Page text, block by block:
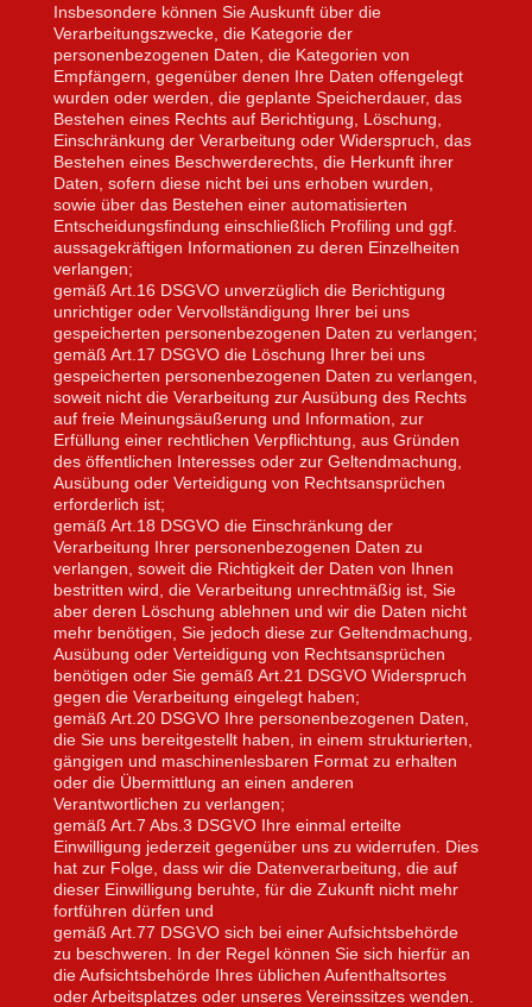
Insbesondere können Sie Auskunft über die
Verarbeitungszwecke, die Kategorie der
personenbezogenen Daten, die Kategorien von
Empfängern, gegenüber denen Ihre Daten offengelegt
wurden oder werden, die geplante Speicherdauer, das
Bestehen eines Rechts auf Berichtigung, Löschung,
Einschränkung der Verarbeitung oder Widerspruch, das
Bestehen eines Beschwerderechts, die Herkunft ihrer
Daten, sofern diese nicht bei uns erhoben wurden,
sowie über das Bestehen einer automatisierten
Entscheidungsfindung einschließlich Profiling und ggf.
aussagekräftigen Informationen zu deren Einzelheiten
verlangen;
gemäß Art.16 DSGVO unverzüglich die Berichtigung
unrichtiger oder Vervollständigung Ihrer bei uns
gespeicherten personenbezogenen Daten zu verlangen;
gemäß Art.17 DSGVO die Löschung Ihrer bei uns
gespeicherten personenbezogenen Daten zu verlangen,
soweit nicht die Verarbeitung zur Ausübung des Rechts
auf freie Meinungsäußerung und Information, zur
Erfüllung einer rechtlichen Verpflichtung, aus Gründen
des öffentlichen Interesses oder zur Geltendmachung,
Ausübung oder Verteidigung von Rechtsansprüchen
erforderlich ist;
gemäß Art.18 DSGVO die Einschränkung der
Verarbeitung Ihrer personenbezogenen Daten zu
verlangen, soweit die Richtigkeit der Daten von Ihnen
bestritten wird, die Verarbeitung unrechtmäßig ist, Sie
aber deren Löschung ablehnen und wir die Daten nicht
mehr benötigen, Sie jedoch diese zur Geltendmachung,
Ausübung oder Verteidigung von Rechtsansprüchen
benötigen oder Sie gemäß Art.21 DSGVO Widerspruch
gegen die Verarbeitung eingelegt haben;
gemäß Art.20 DSGVO Ihre personenbezogenen Daten,
die Sie uns bereitgestellt haben, in einem strukturierten,
gängigen und maschinenlesbaren Format zu erhalten
oder die Übermittlung an einen anderen
Verantwortlichen zu verlangen;
gemäß Art.7 Abs.3 DSGVO Ihre einmal erteilte
Einwilligung jederzeit gegenüber uns zu widerrufen. Dies
hat zur Folge, dass wir die Datenverarbeitung, die auf
dieser Einwilligung beruhte, für die Zukunft nicht mehr
fortführen dürfen und
gemäß Art.77 DSGVO sich bei einer Aufsichtsbehörde
zu beschweren. In der Regel können Sie sich hierfür an
die Aufsichtsbehörde Ihres üblichen Aufenthaltsortes
oder Arbeitsplatzes oder unseres Vereinssitzes wenden.